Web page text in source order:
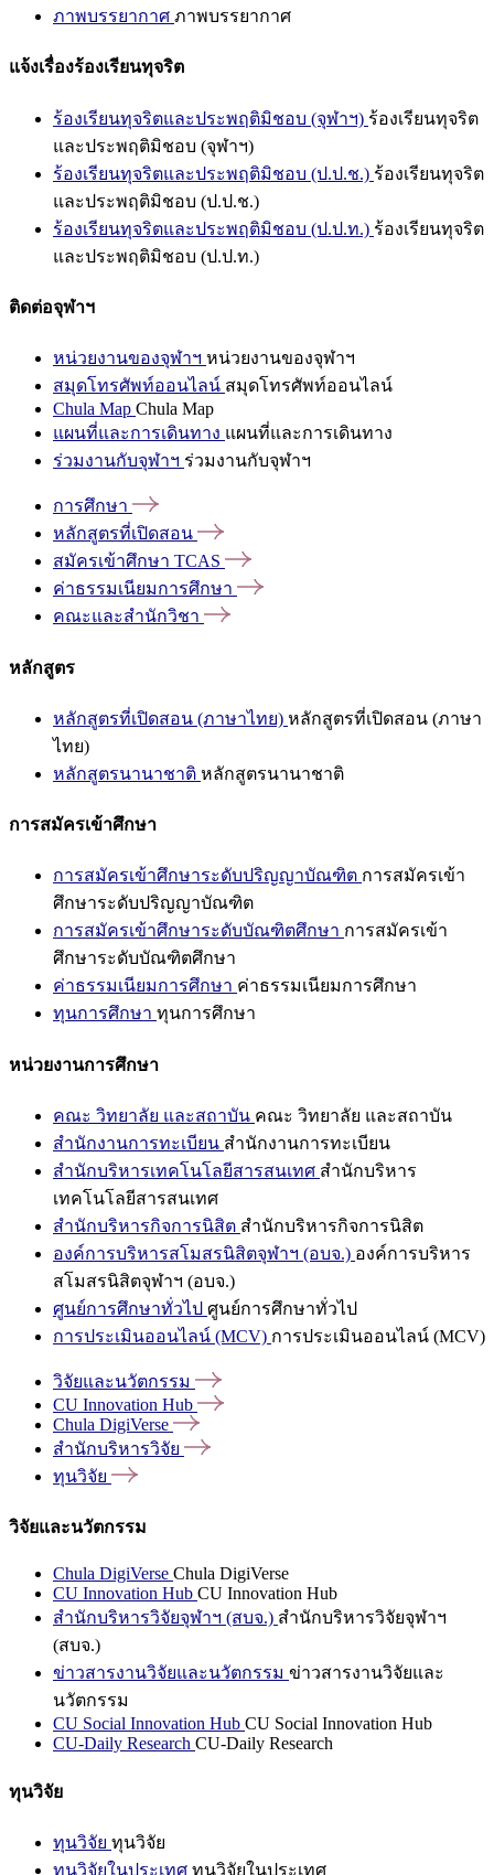
ภาพบรรยากาศ ภาพบรรยากาศ
แจ้งเรื่องร้องเรียนทุจริต
ร้องเรียนทุจริตและประพฤติมิชอบ (จุฬาฯ) ร้องเรียนทุจริต
และประพฤติมิชอบ (จุฬาฯ)
ร้องเรียนทุจริตและประพฤติมิชอบ (ป.ป.ช.) ร้องเรียนทุจริต
และประพฤติมิชอบ (ป.ป.ช.)
ร้องเรียนทุจริตและประพฤติมิชอบ (ป.ป.ท.) ร้องเรียนทุจริต
และประพฤติมิชอบ (ป.ป.ท.)
ติดต่อจุฬาฯ
หน่วยงานของจุฬาฯ หน่วยงานของจุฬาฯ
สมุดโทรศัพท์ออนไลน์ สมุดโทรศัพท์ออนไลน์
Chula Map Chula Map
แผนที่และการเดินทาง แผนที่และการเดินทาง
ร่วมงานกับจุฬาฯ ร่วมงานกับจุฬาฯ
การศึกษา
หลักสูตรที่เปิดสอน
สมัครเข้าศึกษา TCAS
ค่าธรรมเนียมการศึกษา
คณะและสำนักวิชา
หลักสูตร
หลักสูตรที่เปิดสอน (ภาษาไทย) หลักสูตรที่เปิดสอน (ภาษา
ไทย)
หลักสูตรนานาชาติ หลักสูตรนานาชาติ
การสมัครเข้าศึกษา
การสมัครเข้าศึกษาระดับปริญญาบัณฑิต การสมัครเข้า
ศึกษาระดับปริญญาบัณฑิต
การสมัครเข้าศึกษาระดับบัณฑิตศึกษา การสมัครเข้า
ศึกษาระดับบัณฑิตศึกษา
ค่าธรรมเนียมการศึกษา ค่าธรรมเนียมการศึกษา
ทุนการศึกษา ทุนการศึกษา
หน่วยงานการศึกษา
คณะ วิทยาลัย และสถาบัน คณะ วิทยาลัย และสถาบัน
สำนักงานการทะเบียน สำนักงานการทะเบียน
สำนักบริหารเทคโนโลยีสารสนเทศ สำนักบริหาร
เทคโนโลยีสารสนเทศ
สำนักบริหารกิจการนิสิต สำนักบริหารกิจการนิสิต
องค์การบริหารสโมสรนิสิตจุฬาฯ (อบจ.) องค์การบริหาร
สโมสรนิสิตจุฬาฯ (อบจ.)
ศูนย์การศึกษาทั่วไป ศูนย์การศึกษาทั่วไป
การประเมินออนไลน์ (MCV) การประเมินออนไลน์ (MCV)
วิจัยและนวัตกรรม
CU Innovation Hub
Chula DigiVerse
สำนักบริหารวิจัย
ทุนวิจัย
วิจัยและนวัตกรรม
Chula DigiVerse Chula DigiVerse
CU Innovation Hub CU Innovation Hub
สำนักบริหารวิจัยจุฬาฯ (สบจ.) สำนักบริหารวิจัยจุฬาฯ
(สบจ.)
ข่าวสารงานวิจัยและนวัตกรรม ข่าวสารงานวิจัยและ
นวัตกรรม
CU Social Innovation Hub CU Social Innovation Hub
CU-Daily Research CU-Daily Research
ทุนวิจัย
ทุนวิจัย ทุนวิจัย
ทุนวิจัยในประเทศ ทุนวิจัยในประเทศ